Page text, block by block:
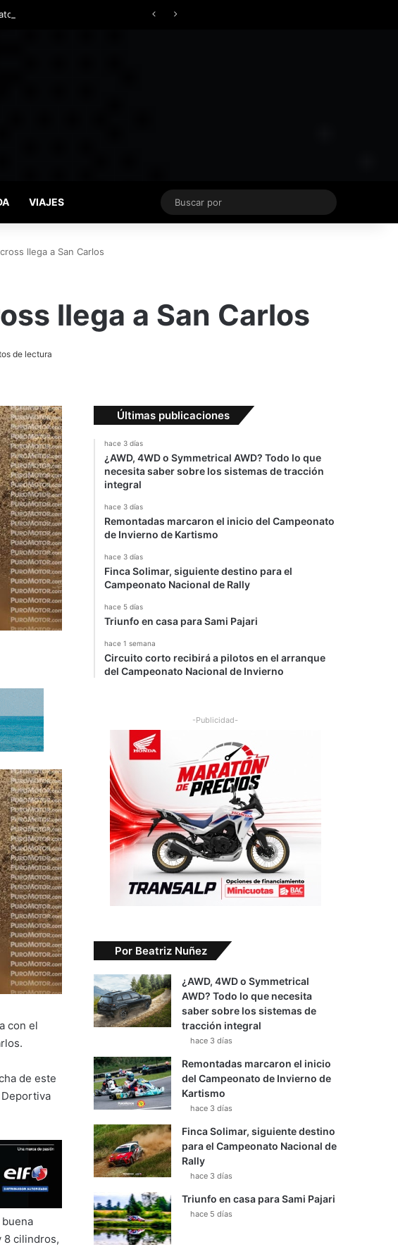
Nacional de Invierno
VIAJES
Buscar
por
llega a San Carlos
llega a San Carlos
de lectura
con el
de este
Deportiva
8 cilindros,
Últimas publicaciones
hace 3 días
¿AWD, 4WD o Symmetrical AWD? Todo lo que
necesita saber sobre los sistemas de tracción
integral
hace 3 días
Remontadas marcaron el inicio del Campeonato
de Invierno de Kartismo
hace 3 días
Finca Solimar, siguiente destino para el
Campeonato Nacional de Rally
hace 5 días
Triunfo en casa para Sami Pajari
hace 1 semana
Circuito corto recibirá a pilotos en el arranque
del Campeonato Nacional de Invierno
-Publicidad-
Por Beatriz Nuñez
¿AWD, 4WD o Symmetrical
AWD? Todo lo que necesita
saber sobre los sistemas de
tracción integral
hace 3 días
Remontadas marcaron el inicio
del Campeonato de Invierno de
Kartismo
hace 3 días
Finca Solimar, siguiente destino
para el Campeonato Nacional de
Rally
hace 3 días
Triunfo en casa para Sami Pajari
hace 5 días